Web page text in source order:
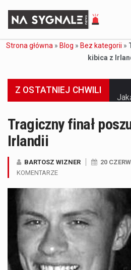
Strona główna » Blog » Bez kategorii »
kibica z
Z OSTATNIEJ CHWILI
Tragiczny finał
Irlandii
BARTOSZ WIZNER 20
KOMENTARZE